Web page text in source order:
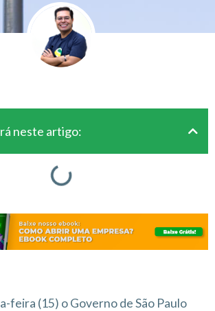
neste artigo:
feira (15) o Governo de São Paulo